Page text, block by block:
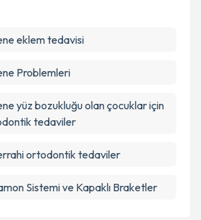
eklem tedavisi
Problemleri
yüz bozukluğu olan çocuklar için
tedaviler
ortodontik tedaviler
Sistemi ve Kapaklı Braketler